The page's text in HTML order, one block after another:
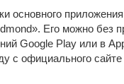
основного
Его можно без
Google Play или в
с официального